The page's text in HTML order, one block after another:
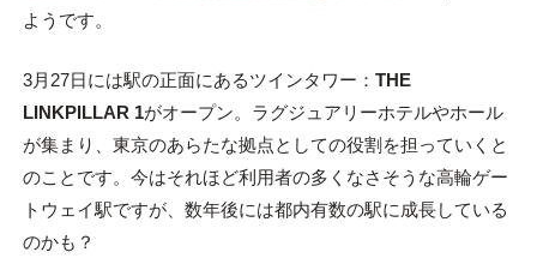
ようです。
3月27日には駅の正面にあるツインタワー： THE
LINKPILLAR 1がオープン。ラグジュアリーホテルやホール
が集まり、東京のあらたな拠点としての役割を担っていくと
のことです。今はそれほど利用者の多くなさそうな高輪ゲー
トウェイ駅ですが、数年後には都内有数の駅に成長している
のかも？